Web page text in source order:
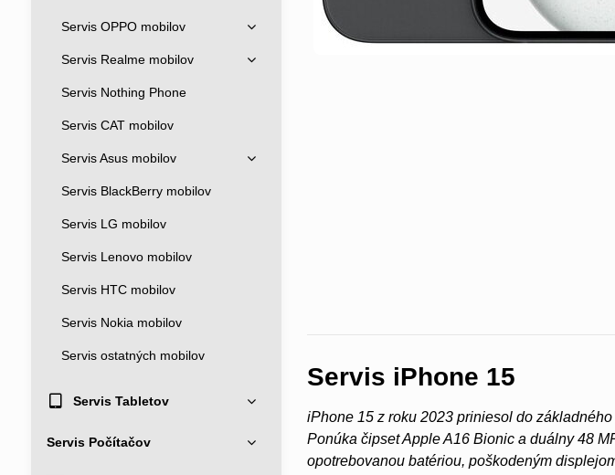
Servis iPhone 15
iPhone 15 z roku 2023 priniesol do
Ponúka čipset Apple A16 Bionic a duálny 48
opotrebovanou batériou, poškodeným
Servis OPPO mobilov
Servis Realme mobilov
Servis Nothing Phone
Servis CAT mobilov
Servis Asus mobilov
Servis BlackBerry mobilov
Servis LG mobilov
Servis Lenovo mobilov
Servis HTC mobilov
Servis Nokia mobilov
Servis ostatných mobilov
Servis Tabletov
Servis Počítačov